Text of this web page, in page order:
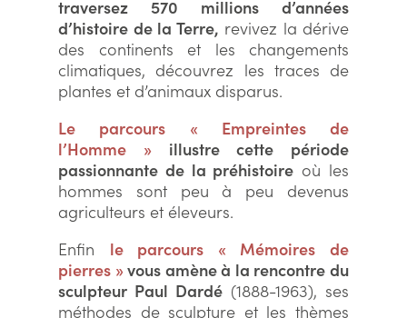
traversez 570 millions d’années
d’histoire de la Terre, revivez la dérive
des continents et les changements
climatiques, découvrez les traces de
plantes et d’animaux disparus.
Le parcours « Empreintes de
l’Homme »illustre cette période
passionnante de la préhistoire où les
hommes sont peu à peu devenus
agriculteurs et éleveurs.
Enfin le parcours « Mémoires de
pierres »vous amène à la rencontre du
sculpteur Paul Dardé (1888-1963), ses
méthodes de sculpture et les thèmes